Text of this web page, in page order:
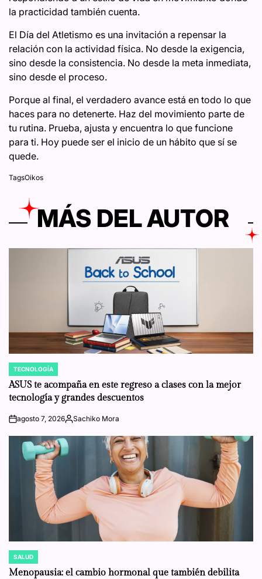
la practicidad también cuenta.
El Día del Atletismo es una invitación a repensar la
relación con la actividad física. No desde la exigencia,
sino desde la consistencia. No desde la meta inmediata,
sino desde el proceso.
Porque al final, el verdadero avance está en todo lo que
haces para no detenerte. Haz del movimiento parte de
tu rutina. Prueba, ajusta y encuentra lo que funcione
para ti. Hoy puede ser el inicio de un hábito que sí se
quede.
TagsOikos
MÁS DEL AUTOR
POSTED
IN
TECNOLOGÍA
ASUS te acompaña en este regreso a clases con la mejor
tecnología y grandes descuentos
onagosto 7, 2026Posted
Sachiko Mora
POSTED
IN
SALUD
Menopausia: el cambio hormonal que también debilita